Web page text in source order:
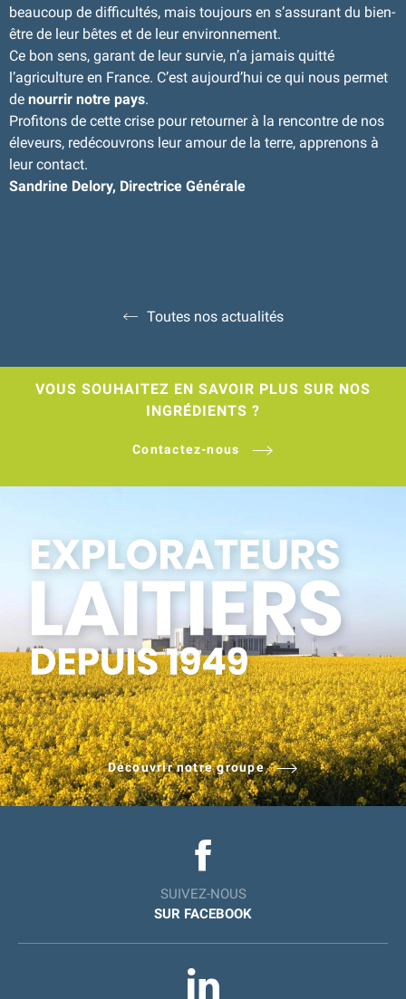
beaucoup de difficultés, mais toujours en s’assurant du bien-
être de leur bêtes et de leur environnement.
Ce bon sens, garant de leur survie, n’a jamais quitté
l’agriculture en France. C’est aujourd’hui ce qui nous permet
de nourrir notre pays.
Profitons de cette crise pour retourner à la rencontre de nos
éleveurs, redécouvrons leur amour de la terre, apprenons à
leur contact.
Sandrine Delory, Directrice Générale
Toutes nos actualités
VOUS SOUHAITEZ EN SAVOIR PLUS SUR NOS
INGRÉDIENTS ?
Contactez-nous
Découvrir notre groupe
SUIVEZ-NOUS
SUR FACEBOOK